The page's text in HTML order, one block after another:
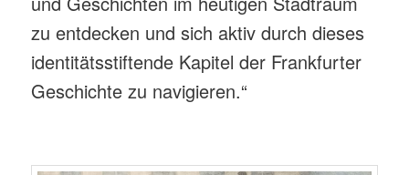
zu entdecken und sich aktiv durch dieses
identitätsstiftende Kapitel der Frankfurter
Geschichte zu navigieren.“